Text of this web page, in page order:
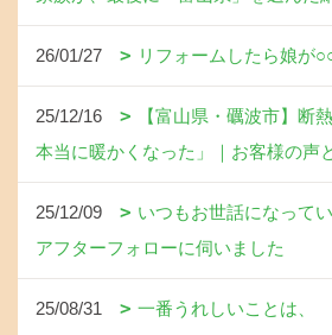
26/01/27 リフォームしたら娘が
25/12/16
【富山県・礪波市】断
本当に暖かくなった」｜お客様の声
25/12/09
いつもお世話になって
アフターフォローに伺いました
25/08/31 一番うれしいことは、